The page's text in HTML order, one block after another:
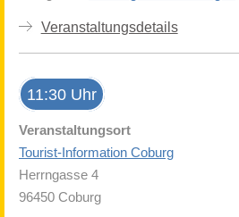
Veranstaltungsdetails
11:30 Uhr
Veranstaltungsort
Tourist-Information Coburg
Herrngasse 4
96450 Coburg